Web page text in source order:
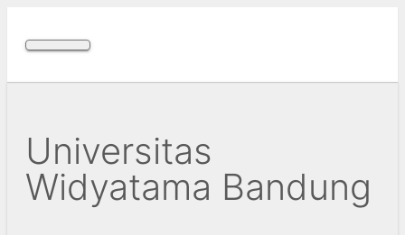
Universitas
Widyatama Bandung